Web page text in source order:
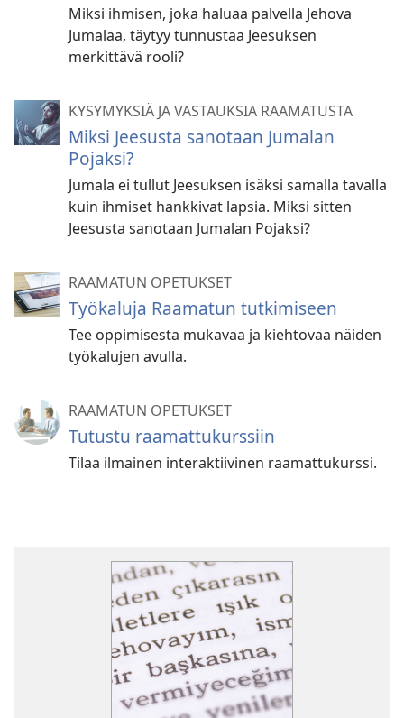
Miksi ihmisen, joka haluaa palvella Jehova
Jumalaa, täytyy tunnustaa Jeesuksen
merkittävä rooli?
KYSYMYKSIÄ JA VASTAUKSIA RAAMATUSTA
Miksi Jeesusta sanotaan Jumalan
Pojaksi?
Jumala ei tullut Jeesuksen isäksi samalla tavalla
kuin ihmiset hankkivat lapsia. Miksi sitten
Jeesusta sanotaan Jumalan Pojaksi?
RAAMATUN OPETUKSET
Työkaluja Raamatun tutkimiseen
Tee oppimisesta mukavaa ja kiehtovaa näiden
työkalujen avulla.
RAAMATUN OPETUKSET
Tutustu raamattukurssiin
Tilaa ilmainen interaktiivinen raamattukurssi.